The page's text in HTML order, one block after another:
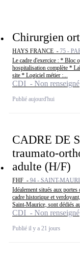
Chirurgien
HAYS FRANCE - 75 -
Le cadre d'exercice : * Bloc
hospitalisation complète *
site * Logiciel métier :...
CDI - Non renseigné
Publié aujourd'hui
CADRE DE
traumato-
adulte (H/F)
FHF - 94 - SAINT-
Idéalement situés aux
cadre historique et
Saint-Maurice, sont dédiés
CDI - Non renseigné
Publié il y a 21 jours